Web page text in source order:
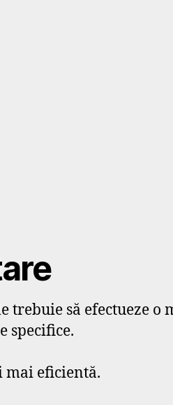
să efectueze o
specifice.
mai eficientă.